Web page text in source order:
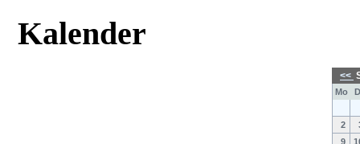
Kalender
<<
Mo
2
9